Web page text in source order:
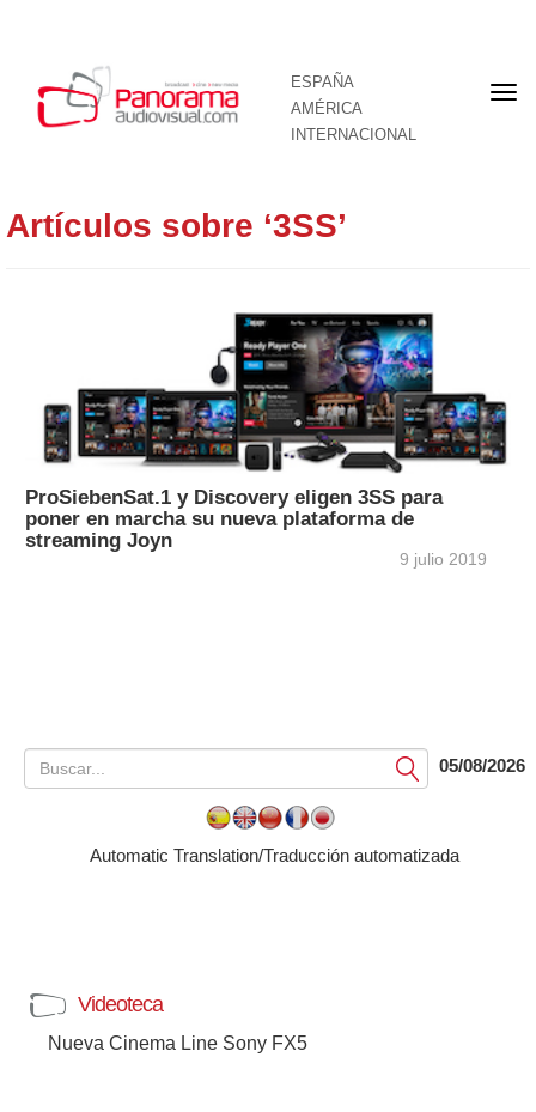
ESPAÑA
AMÉRICA
INTERNACIONAL
Artículos sobre ‘3SS’
ProSiebenSat.1 y Discovery eligen 3SS para
poner en marcha su nueva plataforma de
streaming Joyn
9 julio 2019
Submit05/08/2026
Automatic Translation/Traducción automatizada
Videoteca
Nueva Cinema Line Sony FX5